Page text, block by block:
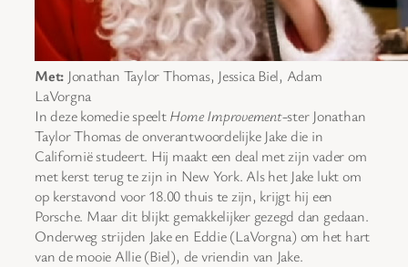
Met: Jonathan Taylor Thomas, Jessica Biel, Adam
LaVorgna
In deze komedie speeltHome Improvement-ster Jonathan
Taylor Thomas de onverantwoordelijke Jake die in
Californië studeert. Hij maakt een deal met zijn vader om
met kerst terug te zijn in New York. Als het Jake lukt om
op kerstavond voor 18.00 thuis te zijn, krijgt hij een
Porsche. Maar dit blijkt gemakkelijker gezegd dan gedaan.
Onderweg strijden Jake en Eddie (LaVorgna) om het hart
van de mooie Allie (Biel), de vriendin van Jake.